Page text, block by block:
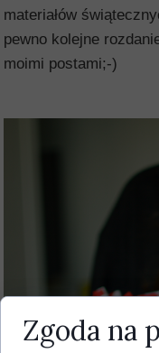
materiałów
pewno kolejne
moimi postami;-)
Zgoda na